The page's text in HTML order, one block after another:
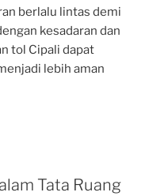
berlalu lintas demi
kesadaran dan
tol Cipali dapat
lebih aman
Tata Ruang